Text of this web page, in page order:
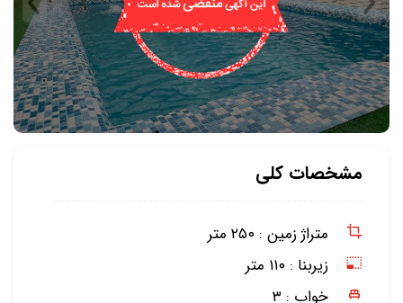
مشخصات کلی
متراژ زمین : ۲۵۰ متر
زیربنا : ۱۱۰ متر
خواب : ۳